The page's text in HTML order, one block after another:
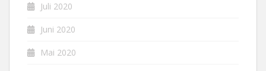
Juli 2020
Juni 2020
Mai 2020